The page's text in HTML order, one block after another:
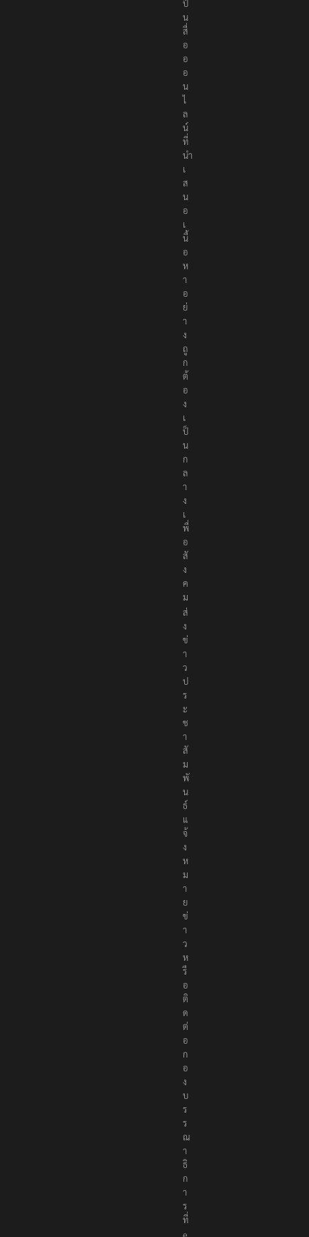
ป็
น
สื่
อ
อ
อ
น
ไ
ล
น์
ที่
นำ
เ
ส
น
อ
เ
นื้
อ
ห
า
อ
ย่
า
ง
ถู
ก
ต้
อ
ง
เ
ป็
น
ก
ล
า
ง
เ
พื่
อ
สั
ง
ค
ม
ส่
ง
ข่
า
ว
ป
ร
ะ
ช
า
สั
ม
พั
น
ธ์
แ
จ้
ง
ห
ม
า
ย
ข่
า
ว
ห
รื
อ
ติ
ด
ต่
อ
ก
อ
ง
บ
ร
ร
ณ
า
ธิ
ก
า
ร
ที่